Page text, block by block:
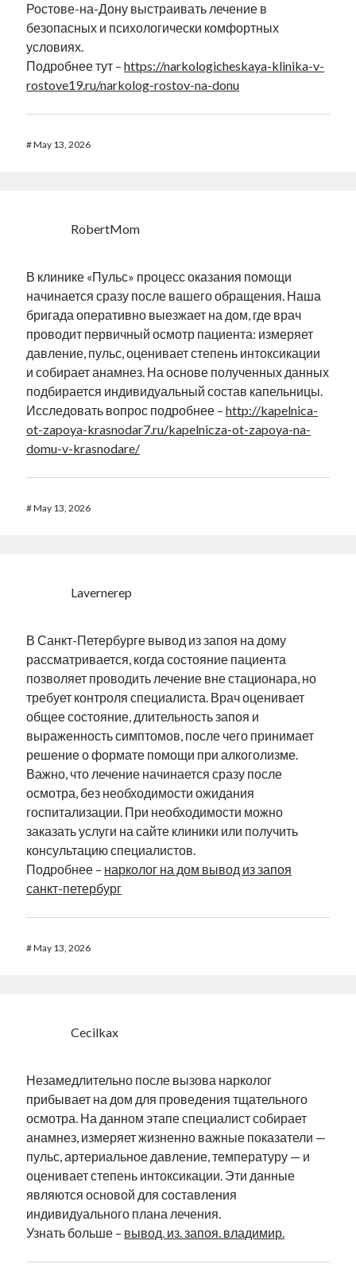
Ростове-на-Дону выстраивать лечение в
безопасных и психологически комфортных
условиях.
Подробнее тут –https://narkologicheskaya-klinika-v-
rostove19.ru/narkolog-rostov-na-donu
#May 13, 2026
RobertMom
В клинике «Пульс» процесс оказания помощи
начинается сразу после вашего обращения. Наша
бригада оперативно выезжает на дом, где врач
проводит первичный осмотр пациента: измеряет
давление, пульс, оценивает степень интоксикации
и собирает анамнез. На основе полученных данных
подбирается индивидуальный состав капельницы.
Исследовать вопрос подробнее –http://kapelnica-
ot-zapoya-krasnodar7.ru/kapelnicza-ot-zapoya-na-
domu-v-krasnodare/
#May 13, 2026
Lavernerep
В Санкт-Петербурге вывод из запоя на дому
рассматривается, когда состояние пациента
позволяет проводить лечение вне стационара, но
требует контроля специалиста. Врач оценивает
общее состояние, длительность запоя и
выраженность симптомов, после чего принимает
решение о формате помощи при алкоголизме.
Важно, что лечение начинается сразу после
осмотра, без необходимости ожидания
госпитализации. При необходимости можно
заказать услуги на сайте клиники или получить
консультацию специалистов.
Подробнее – нарколог на дом вывод из запоя
санкт-петербург
#May 13, 2026
Cecilkax
Незамедлительно после вызова нарколог
прибывает на дом для проведения тщательного
осмотра. На данном этапе специалист собирает
анамнез, измеряет жизненно важные показатели —
пульс, артериальное давление, температуру — и
оценивает степень интоксикации. Эти данные
являются основой для составления
индивидуального плана лечения.
Узнать больше – вывод. из. запоя. владимир.